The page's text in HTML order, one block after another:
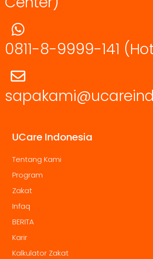
0811-8-9999-141
UCare Indonesia
Tentang Kami
Program
Zakat
Infaq
BERITA
Karir
Kalkulator Zakat